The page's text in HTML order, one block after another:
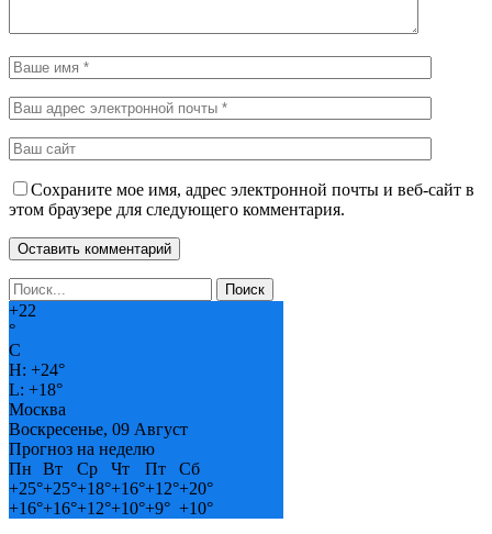
Сохраните мое имя, адрес электронной почты и веб-сайт в
этом браузере для следующего комментария.
+22
°
C
H: +24°
L: +18°
Москва
Воскресенье, 09 Август
Прогноз на неделю
Пн
Вт Ср Чт Пт
Сб
+25°+25°+18°+16°+12°+20°
+16°+16°+12°+10°+9° +10°